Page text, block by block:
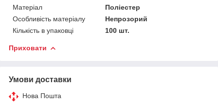
Матеріал
Поліестер
Особливість матеріалу
Непрозорий
Кількість в упаковці
100 шт.
Приховати
Умови доставки
Нова Пошта